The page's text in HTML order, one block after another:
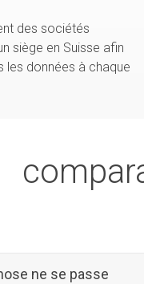
des sociétés
siège en Suisse afin
les données à chaque
ne se passe